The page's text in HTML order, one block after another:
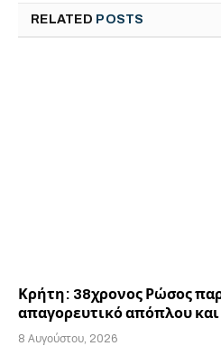
RELATED POSTS
Κρήτη: 38χρονος Ρώσος
απαγορευτικό απόπλου
8 Αυγούστου, 2026